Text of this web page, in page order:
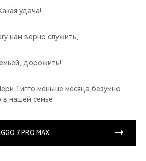
удача!
нам верно служить,
дорожить!
Тигго меньше месяца,безумно
нашей семье
7 PRO MAX